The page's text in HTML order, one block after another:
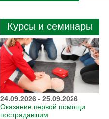
Курсы и семинары
24.09.2026 - 25.09.2026
Оказание первой помощи
пострадавшим